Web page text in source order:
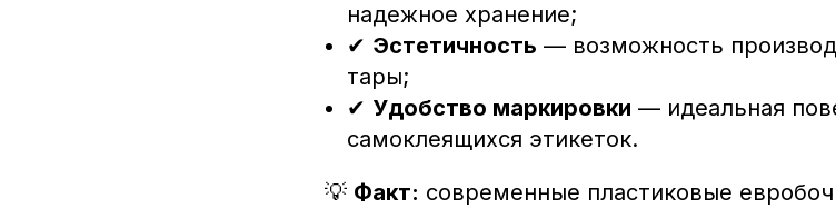
надежное хранение;
✔ Эстетичность — возможность
тары;
✔ Удобство маркировки — идеальная
самоклеящихся этикеток.
💡 Факт: современные пластиковые